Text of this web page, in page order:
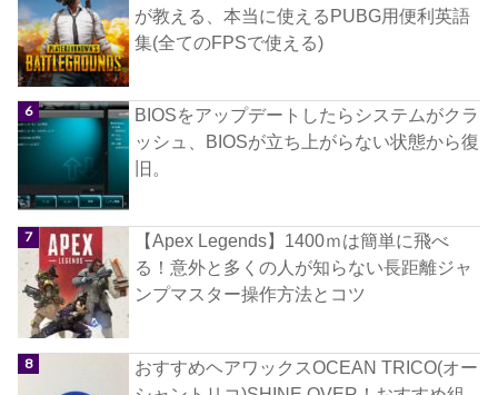
が教える、本当に使えるPUBG用便利英語
集(全てのFPSで使える)
BIOSをアップデートしたらシステムがクラ
ッシュ、BIOSが立ち上がらない状態から復
旧。
【Apex Legends】1400ｍは簡単に飛べ
る！意外と多くの人が知らない長距離ジャ
ンプマスター操作方法とコツ
おすすめヘアワックスOCEAN TRICO(オー